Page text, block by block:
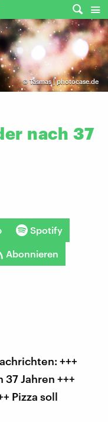
©Tasmas | photocase.de
nach 37
Spotify
Abonnieren
+++
Jahren +++
Pizza soll